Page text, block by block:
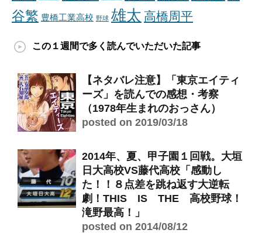
谷繁 豊橋工業高校 野球 雄太 高橋周平
この１週間で多く読んでいただいた記事
【ネタバレ注意】「東京エイティ
ーズ」を読んでの感想・考察
（1978年生まれのおっさん）
posted on 2019/03/18
2014年、夏、甲子園１回戦。大垣
日大高校VS藤代高校「感動し
た！！８点差を跳ね返す大逆転
劇！THIS IS THE 高校野球！
滝野最高！」
posted on 2014/08/12